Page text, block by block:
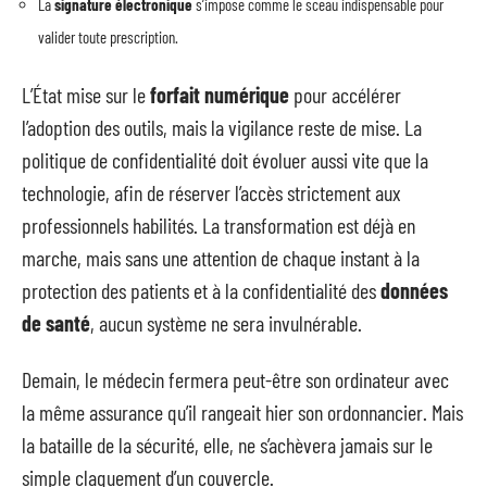
Lasignature électroniques’impose comme le sceau indispensable pour
valider toute prescription.
L’État mise sur leforfait numérique pour accélérer
l’adoption des outils, mais la vigilance reste de mise. La
politique de confidentialité doit évoluer aussi vite que la
technologie, afin de réserver l’accès strictement aux
professionnels habilités. La transformation est déjà en
marche, mais sans une attention de chaque instant à la
protection des patients et à la confidentialité desdonnées
de santé, aucun système ne sera invulnérable.
Demain, le médecin fermera peut-être son ordinateur avec
la même assurance qu’il rangeait hier son ordonnancier. Mais
la bataille de la sécurité, elle, ne s’achèvera jamais sur le
simple claquement d’un couvercle.